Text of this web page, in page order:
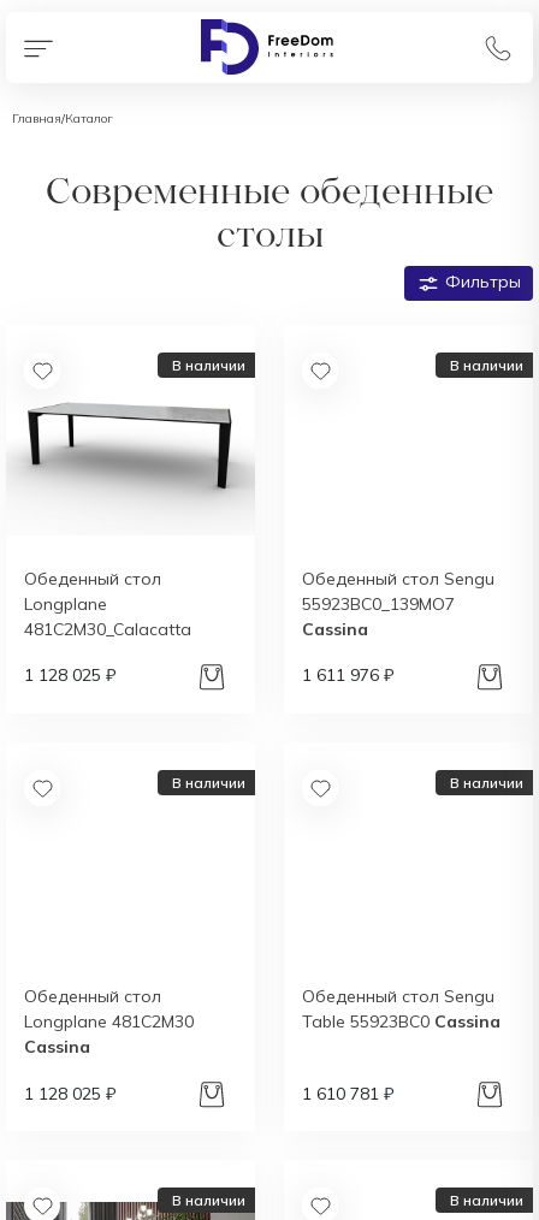
Главная/Каталог
Современные обеденные
столы
Фильтры
В наличии
Обеденный стол
Longplane
481C2M30_Calacatta
1 128 025 ₽
В наличии
Обеденный стол Sengu
55923BC0_139MO7
Cassina
1 611 976 ₽
В наличии
Обеденный стол
Longplane 481C2M30
Cassina
1 128 025 ₽
В наличии
Обеденный стол Sengu
Table 55923BC0 Cassina
1 610 781 ₽
В наличии В наличии